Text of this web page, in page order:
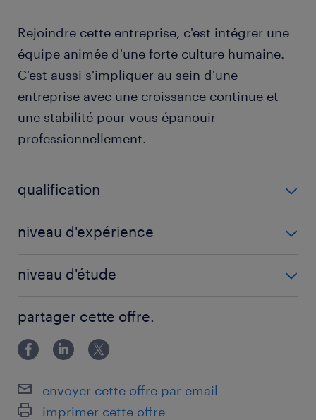
Rejoindre cette entreprise, c'est intégrer une
équipe animée d'une forte culture humaine.
C'est aussi s'impliquer au sein d'une
entreprise avec une croissance continue et
une stabilité pour vous épanouir
professionnellement.
qualification
niveau d'expérience
niveau d'étude
partager cette offre.
envoyer cette offre par email
imprimer cette offre